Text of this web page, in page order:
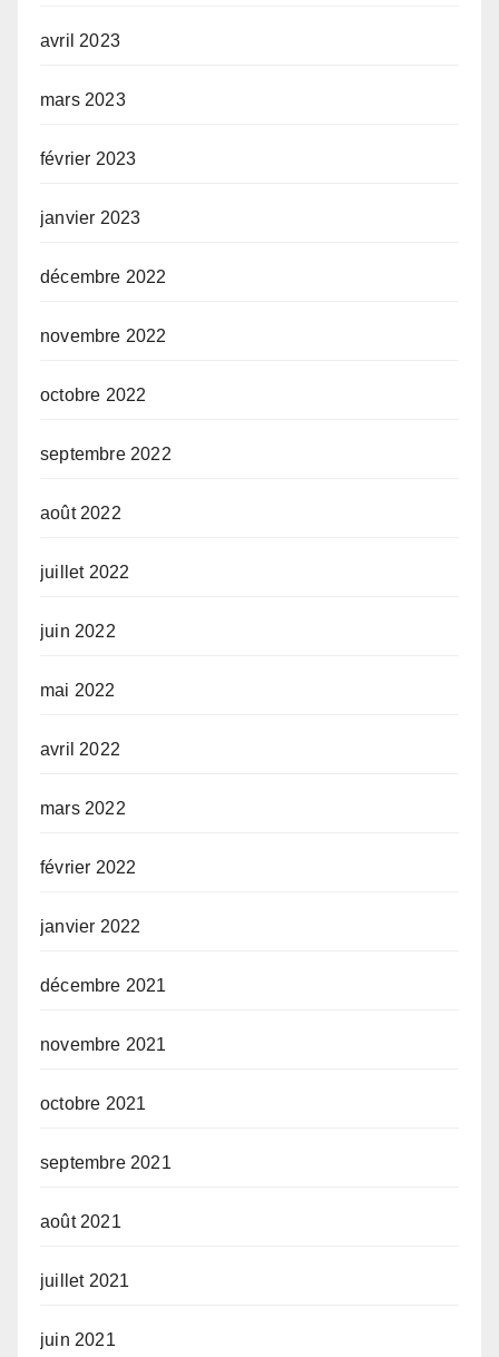
avril 2023
mars 2023
février 2023
janvier 2023
décembre 2022
novembre 2022
octobre 2022
septembre 2022
août 2022
juillet 2022
juin 2022
mai 2022
avril 2022
mars 2022
février 2022
janvier 2022
décembre 2021
novembre 2021
octobre 2021
septembre 2021
août 2021
juillet 2021
juin 2021